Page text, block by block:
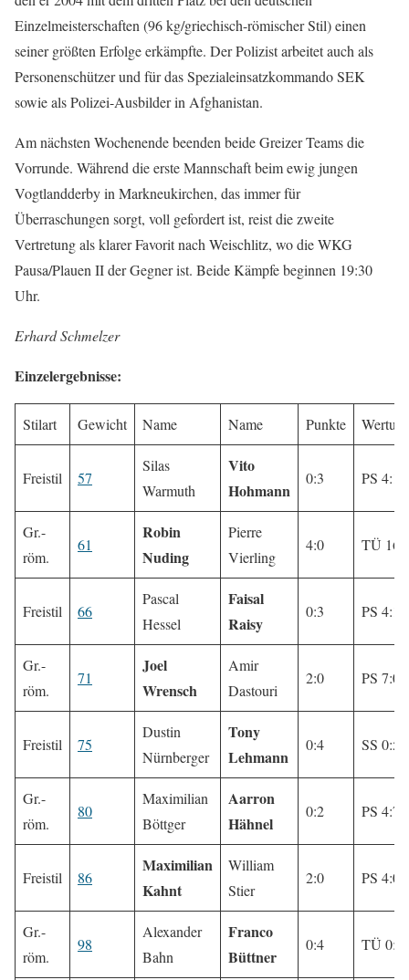
Einzelmeisterschaften (96 kg/griechisch-römischer Stil) einen
seiner größten Erfolge erkämpfte. Der Polizist arbeitet auch als
Personenschützer und für das Spezialeinsatzkommando SEK
sowie als Polizei-Ausbilder in Afghanistan.
Am nächsten Wochenende beenden beide Greizer Teams die
Vorrunde. Während die erste Mannschaft beim ewig jungen
Vogtlandderby in Markneukirchen, das immer für
Überraschungen sorgt, voll gefordert ist, reist die zweite
Vertretung als klarer Favorit nach Weischlitz, wo die WKG
Pausa/Plauen II der Gegner ist. Beide Kämpfe beginnen 19:30
Uhr.
Erhard Schmelzer
Einzelergebnisse:
Stilart Gewicht Name Name Punkte
Freistil 57
Silas
Warmuth
Vito
Hohmann
0:3 PS 4:12
Gr.-
röm.
61
Robin
Nuding
Pierre
Vierling
4:0 TÜ
Freistil 66
Pascal
Hessel
Faisal
Raisy
0:3 PS 4:12
Gr.-
röm.
71
Joel
Wrensch
Amir
Dastouri
2:0 PS 7:0
Freistil 75
Dustin
Nürnberger
Tony
Lehmann
0:4 SS 0:5
Gr.-
röm.
80
Maximilian
Böttger
Aarron
Hähnel
0:2 PS 4:7
Freistil 86
Maximilian
Kahnt
William
Stier
2:0 PS 4:0
Gr.-
röm.
98
Alexander
Bahn
Franco
Büttner
0:4 TÜ